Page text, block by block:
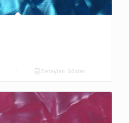
Detayları Göster